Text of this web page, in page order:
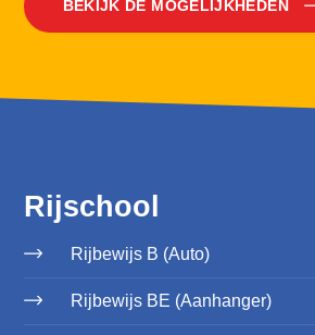
BEKIJK DE MOGELIJKHEDEN
Rijschool
Rijbewijs B (Auto)
Rijbewijs BE (Aanhanger)